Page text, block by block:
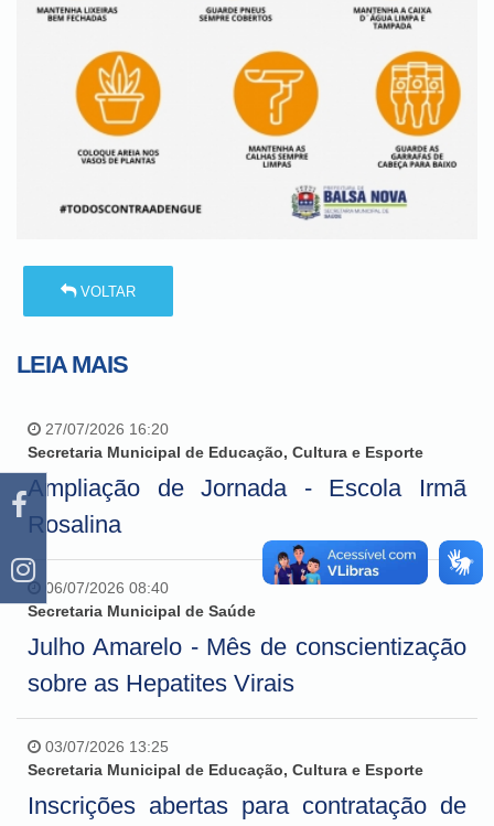
VOLTAR
LEIA MAIS
27/07/2026 16:20
Secretaria Municipal de Educação, Cultura e Esporte
Ampliação de Jornada - Escola Irmã
Rosalina
06/07/2026 08:40
Secretaria Municipal de Saúde
Julho Amarelo - Mês de conscientização
sobre as Hepatites Virais
03/07/2026 13:25
Secretaria Municipal de Educação, Cultura e Esporte
Inscrições abertas para contratação de